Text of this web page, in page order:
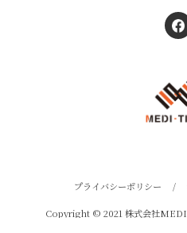
プライバシーポリシー /
Copyright © 2021 株式会社